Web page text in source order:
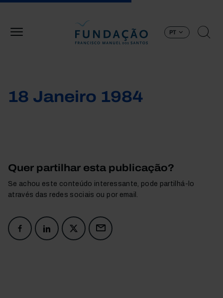
PT
18 Janeiro 1984
Quer partilhar esta publicação?
Se achou este conteúdo interessante, pode partilhá-lo
através das redes sociais ou por email.